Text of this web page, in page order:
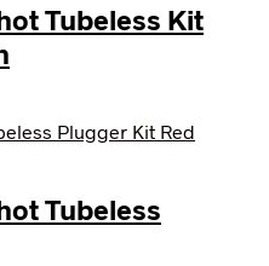
kr..
Tubeless Kit
Tubeless